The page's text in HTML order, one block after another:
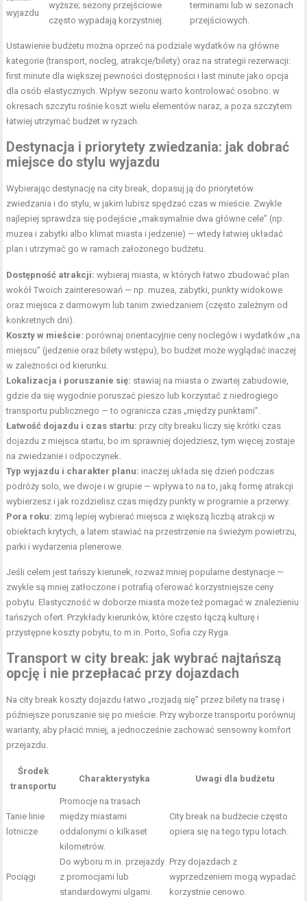
wyjazdu
wyższe; sezo­ny przejściowe
często wypadają korzystniej.
terminami lub w sezonach
przejściowych.
Ustawienie budżetu można oprzeć na podziale wydatków na główne
kategorie (transport, nocleg, atrakcje/bilety) oraz na strategii rezerwacji:
first minute dla większej pewności dostępności i last minute jako opcja
dla osób elastycznych. Wpływ sezonu warto kontrolować osobno: w
okresach szczytu rośnie koszt wielu elementów naraz, a poza szczytem
łatwiej utrzymać budżet w ryzach.
Destynacja i priorytety zwiedzania: jak dobrać
miejsce do stylu wyjazdu
Wybierając destynację na city break, dopasuj ją do priorytetów
zwiedzania i do stylu, w jakim lubisz spędzać czas w mieście. Zwykle
najlepiej sprawdza się podejście „maksymalnie dwa główne cele” (np.
muzea i zabytki albo klimat miasta i jedzenie) — wtedy łatwiej układać
plan i utrzymać go w ramach założonego budżetu.
Dostępność atrakcji: wybieraj miasta, w których łatwo zbudować plan
wokół Twoich zainteresowań — np. muzea, zabytki, punkty widokowe
oraz miejsca z darmowym lub tanim zwiedzaniem (często zależnym od
konkretnych dni).
Koszty w mieście: porównaj orientacyjnie ceny noclegów i wydatków „na
miejscu” (jedzenie oraz bilety wstępu), bo budżet może wyglądać inaczej
w zależności od kierunku.
Lokalizacja i poruszanie się: stawiaj na miasta o zwartej zabudowie,
gdzie da się wygodnie poruszać pieszo lub korzystać z niedrogiego
transportu publicznego — to ogranicza czas „między punktami”.
Łatwość dojazdu i czas startu: przy city breaku liczy się krótki czas
dojazdu z miejsca startu, bo im sprawniej dojedziesz, tym więcej zostaje
na zwiedzanie i odpoczynek.
Typ wyjazdu i charakter planu: inaczej układa się dzień podczas
podróży solo, we dwoje i w grupie — wpływa to na to, jaką formę atrakcji
wybierzesz i jak rozdzielisz czas między punkty w programie a przerwy.
Pora roku: zimą lepiej wybierać miejsca z większą liczbą atrakcji w
obiektach krytych, a latem stawiać na przestrzenie na świeżym powietrzu,
parki i wydarzenia plenerowe.
Jeśli celem jest tańszy kierunek, rozważ mniej popularne destynacje —
zwykle są mniej zatłoczone i potrafią oferować korzystniejsze ceny
pobytu. Elastyczność w doborze miasta może też pomagać w znalezieniu
tańszych ofert. Przykłady kierunków, które często łączą kulturę i
przystępne koszty pobytu, to m.in. Porto, Sofia czy Ryga.
Transport w city break: jak wybrać najtańszą
opcję i nie przepłacać przy dojazdach
Na city break koszty dojazdu łatwo „rozjadą się” przez bilety na trasę i
późniejsze poruszanie się po mieście. Przy wyborze transportu porównuj
warianty, aby płacić mniej, a jednocześnie zachować sensowny komfort
przejazdu.
Środek
transportu
Charakterystyka Uwagi dla budżetu
Tanie linie
lotnicze
Promocje na trasach
między miastami
oddalonymi o kilkaset
kilometrów.
City break na budżecie często
opiera się na tego typu lotach.
Pociągi
Do wyboru m.in. przejazdy
z promocjami lub
standardowymi ulgami.
Przy dojazdach z
wyprzedzeniem mogą wypadać
korzystnie cenowo.